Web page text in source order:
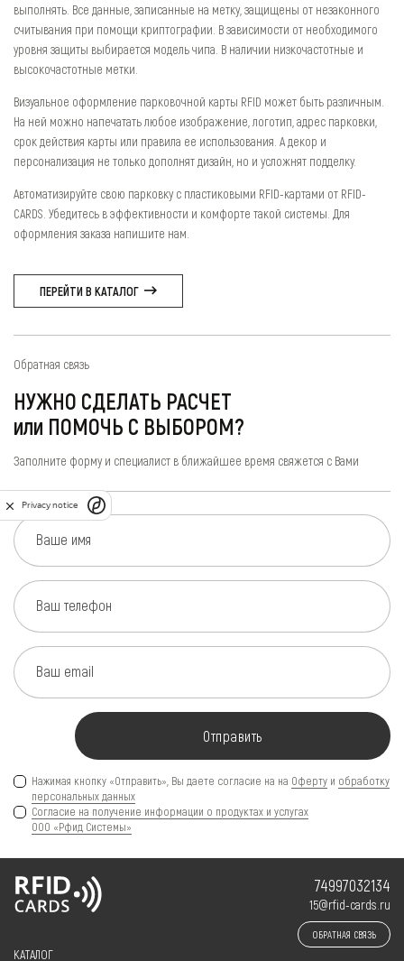
выполнять. Все данные, записанные на метку, защищены от незаконного
считывания при помощи криптографии. В зависимости от необходимого
уровня защиты выбирается модель чипа. В наличии низкочастотные и
высокочастотные метки.
Визуальное оформление парковочной карты RFID может быть различным.
На ней можно напечатать любое изображение, логотип, адрес парковки,
срок действия карты или правила ее использования. А декор и
персонализация не только дополнят дизайн, но и усложнят подделку.
Автоматизируйте свою парковку с пластиковыми RFID-картами от RFID-
CARDS. Убедитесь в эффективности и комфорте такой системы. Для
оформления заказа напишите нам.
ПЕРЕЙТИ В КАТАЛОГ
Обратная связь
НУЖНО СДЕЛАТЬ РАСЧЕТ
или ПОМОЧЬ С ВЫБОРОМ?
Заполните форму и специалист в ближайшее время свяжется с Вами
Ваше имя
Ваш телефон
Ваш email
Отправить
Нажимая кнопку «Отправить», Вы даете согласие на на Оферту и обработку
персональных данных
Согласие на получение информации о продуктах и услугах
ООО «Рфид Системы»
КАТАЛОГ
74997032134
15@rfid-cards.ru
ОБРАТНАЯ СВЯЗЬ
Privacy notice